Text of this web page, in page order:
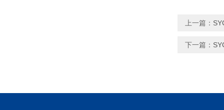
上一篇：
下一篇：